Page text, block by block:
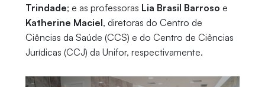
Trindade; e as professoras Lia Brasil Barroso e
Katherine Maciel, diretoras do Centro de
Ciências da Saúde (CCS) e do Centro de Ciências
Jurídicas (CCJ) da Unifor, respectivamente.